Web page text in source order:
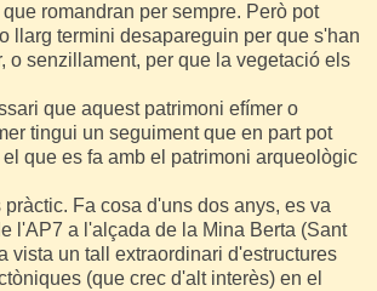
romandran per sempre. Però pot
llarg termini desapareguin per que s'han
o senzillament, per que la vegetació els
que aquest patrimoni efímer o
tingui un seguiment que en part pot
que es fa amb el patrimoni arqueològic
Fa cosa d'uns dos anys, es va
l'AP7 a l'alçada de la Mina Berta (Sant
vista un tall extraordinari d'estructures
(que crec d'alt interès) en el